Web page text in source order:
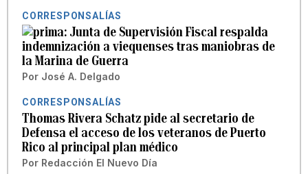
CORRESPONSALÍAS
Junta de Supervisión Fiscal respalda
indemnización a viequenses tras maniobras de
la Marina de Guerra
Por José A. Delgado
CORRESPONSALÍAS
Thomas Rivera Schatz pide al secretario de
Defensa el acceso de los veteranos de Puerto
Rico al principal plan médico
Por Redacción El Nuevo Día